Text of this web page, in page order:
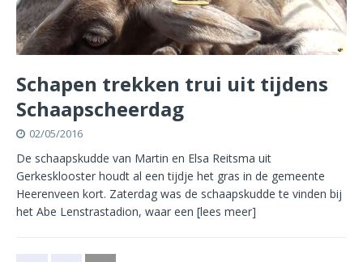
Schapen trekken trui uit tijdens
Schaapscheerdag
02/05/2016
De schaapskudde van Martin en Elsa Reitsma uit
Gerkesklooster houdt al een tijdje het gras in de gemeente
Heerenveen kort. Zaterdag was de schaapskudde te vinden bij
het Abe Lenstrastadion, waar een [lees meer]